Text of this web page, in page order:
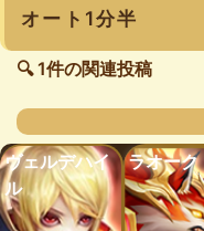
オート1分半
🔍 1件の関連投稿
ヴェルデハイ
ル
ラオーク